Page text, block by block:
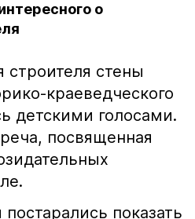
о
стены
краеведческого
детскими голосами.
посвященная
показать